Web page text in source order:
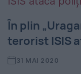
În plin
terorist ISIS
31 MAI 2020